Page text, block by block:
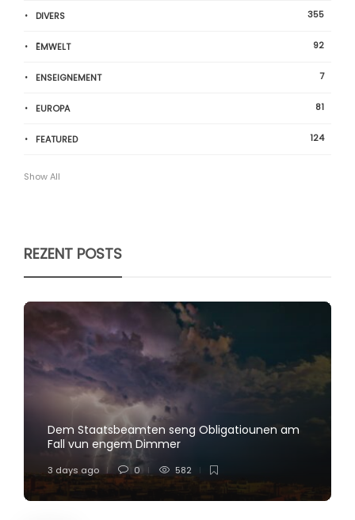
DIVERS 355
ËMWELT 92
ENSEIGNEMENT 7
EUROPA 81
FEATURED 124
Show All
REZENT POSTS
Dem Staatsbeamten seng Obligatiounen am
Fall vun engem Dimmer
3 days ago 0 582